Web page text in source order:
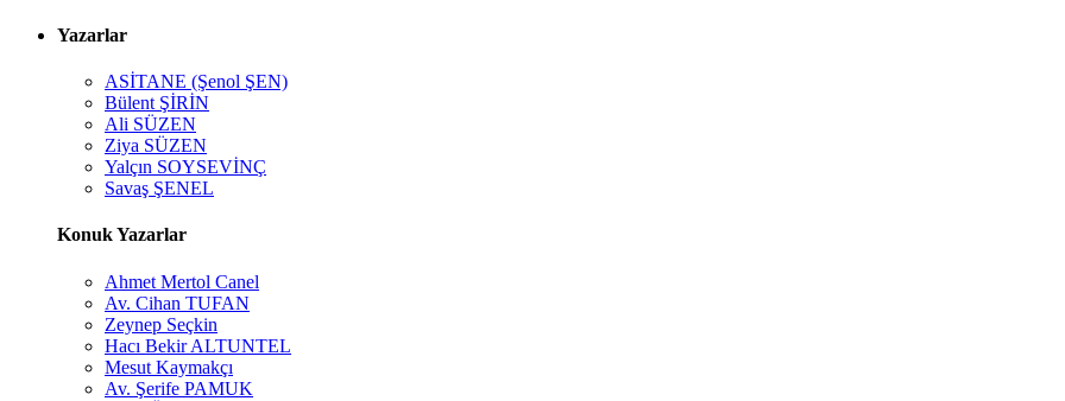
Yazarlar
ASİTANE (Şenol ŞEN)
Bülent ŞİRİN
Ali SÜZEN
Ziya SÜZEN
Yalçın SOYSEVİNÇ
Savaş ŞENEL
Konuk Yazarlar
Ahmet Mertol Canel
Av. Cihan TUFAN
Zeynep Seçkin
Hacı Bekir ALTUNTEL
Mesut Kaymakçı
Av. Şerife PAMUK